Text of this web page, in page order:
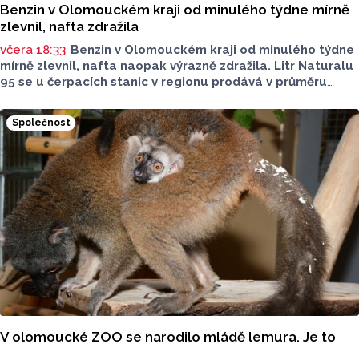
Benzin v Olomouckém kraji od minulého týdne mírně
zlevnil, nafta zdražila
včera 18:33 Benzin v Olomouckém kraji od minulého týdne
mírně zlevnil, nafta naopak výrazně zdražila. Litr Naturalu
95 se u čerpacích stanic v regionu prodává v průměru
O 84 haléřů zdražila nafta, za litr teď řidiči dají průměrně
44,84 koruny. Podle údajů společnosti CCS, která ceny
sleduje, je benzin v současnosti o 7,73 koruny dražší než
před rokem, za naftu tehdy motoristé platili o 11,31
koruny méně.
Společnost
V olomoucké ZOO se narodilo mládě lemura. Je to